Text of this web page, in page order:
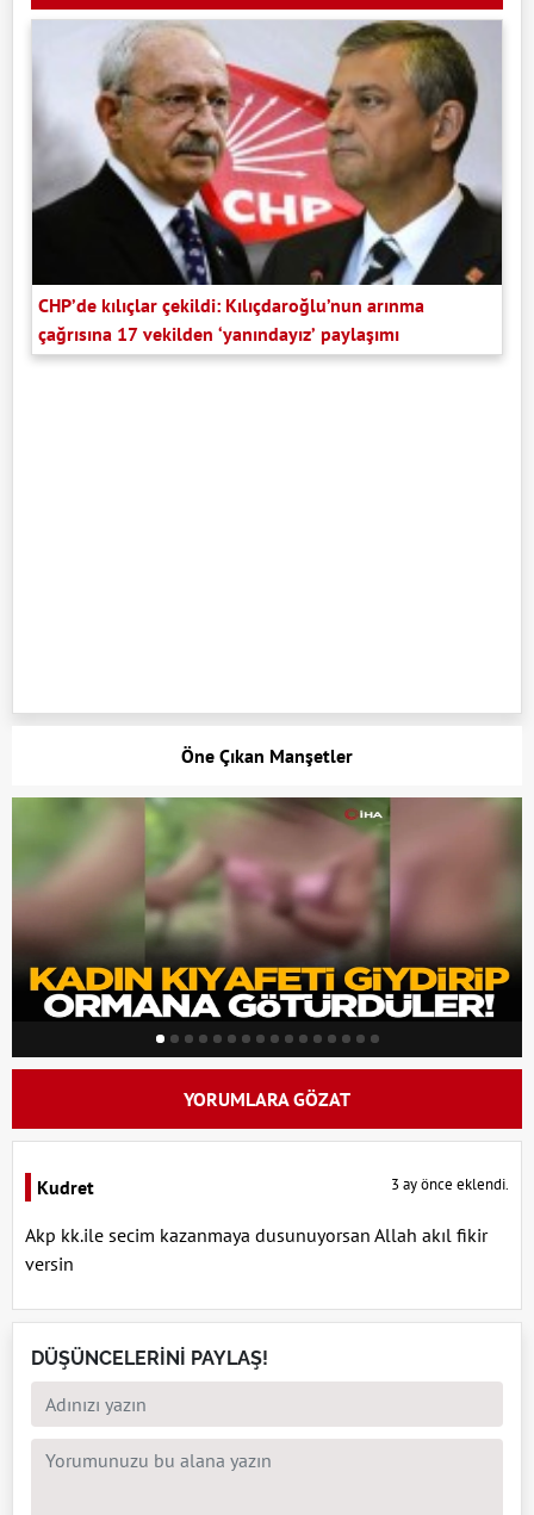
CHP’de kılıçlar çekildi: Kılıçdaroğlu’nun arınma
çağrısına 17 vekilden ‘yanındayız’ paylaşımı
Öne Çıkan Manşetler
YORUMLARA GÖZAT
Kudret 3 ay önce eklendi.
Akp kk.ile secim kazanmaya dusunuyorsan Allah akıl fikir
versin
DÜŞÜNCELERİNİ PAYLAŞ!